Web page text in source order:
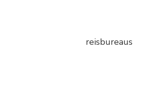
reisbureaus